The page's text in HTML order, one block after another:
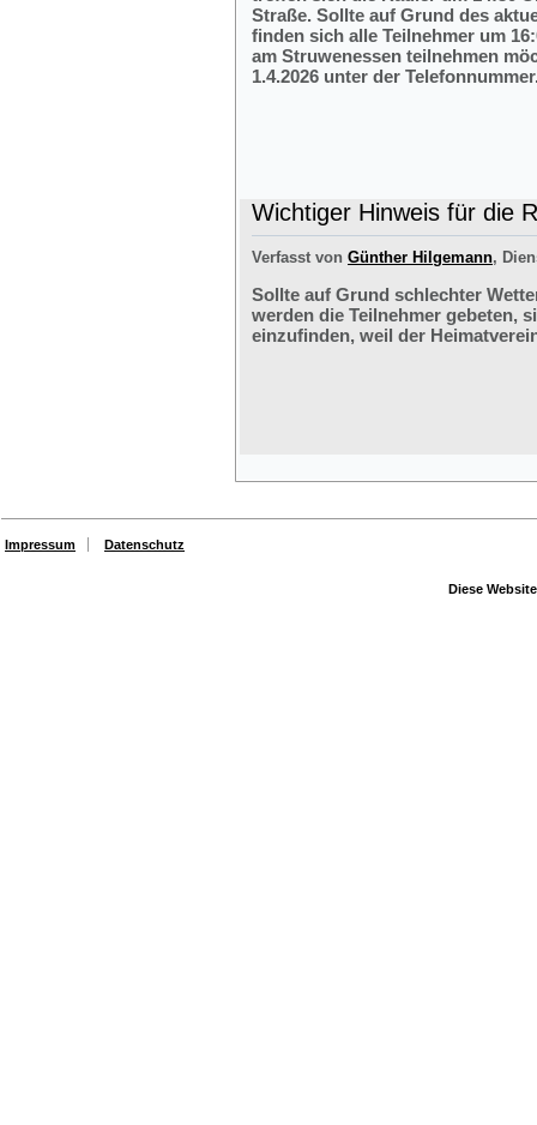
Straße. Sollte auf Grund des
finden sich alle Teilnehmer um
am Struwenessen teilnehmen
1.4.2026 unter der
Wichtiger Hinweis für die
Verfasst von Günther Hilgemann,
Sollte auf Grund schlechter
werden die Teilnehmer gebeten,
einzufinden, weil der
Impressum Datenschutz
Diese